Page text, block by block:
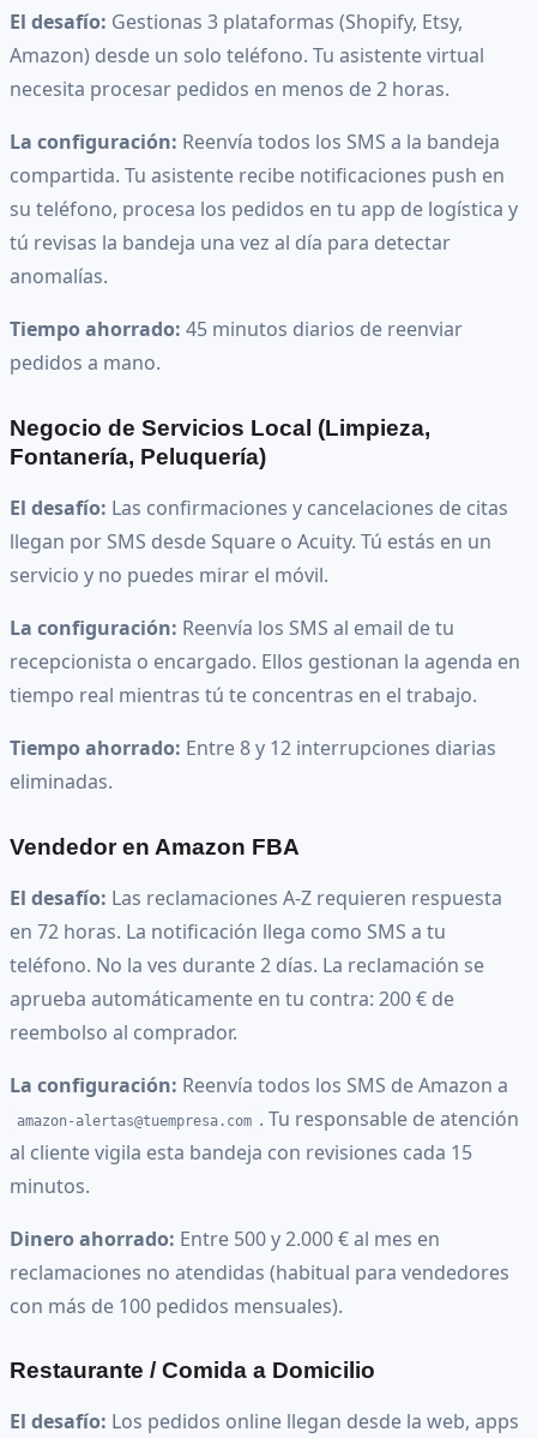
El desafío: Gestionas 3 plataformas (Shopify, Etsy,
Amazon) desde un solo teléfono. Tu asistente virtual
necesita procesar pedidos en menos de 2 horas.
La configuración: Reenvía todos los SMS a la bandeja
compartida. Tu asistente recibe notificaciones push en
su teléfono, procesa los pedidos en tu app de logística y
tú revisas la bandeja una vez al día para detectar
anomalías.
Tiempo ahorrado: 45 minutos diarios de reenviar
pedidos a mano.
Negocio de Servicios Local (Limpieza,
Fontanería, Peluquería)
El desafío: Las confirmaciones y cancelaciones de citas
llegan por SMS desde Square o Acuity. Tú estás en un
servicio y no puedes mirar el móvil.
La configuración: Reenvía los SMS al email de tu
recepcionista o encargado. Ellos gestionan la agenda en
tiempo real mientras tú te concentras en el trabajo.
Tiempo ahorrado: Entre 8 y 12 interrupciones diarias
eliminadas.
Vendedor en Amazon FBA
El desafío: Las reclamaciones A-Z requieren respuesta
en 72 horas. La notificación llega como SMS a tu
teléfono. No la ves durante 2 días. La reclamación se
aprueba automáticamente en tu contra: 200 € de
reembolso al comprador.
La configuración: Reenvía todos los SMS de Amazon a
amazon-alertas@tuempresa.com . Tu responsable de atención
al cliente vigila esta bandeja con revisiones cada 15
minutos.
Dinero ahorrado: Entre 500 y 2.000 € al mes en
reclamaciones no atendidas (habitual para vendedores
con más de 100 pedidos mensuales).
Restaurante / Comida a Domicilio
El desafío: Los pedidos online llegan desde la web, apps